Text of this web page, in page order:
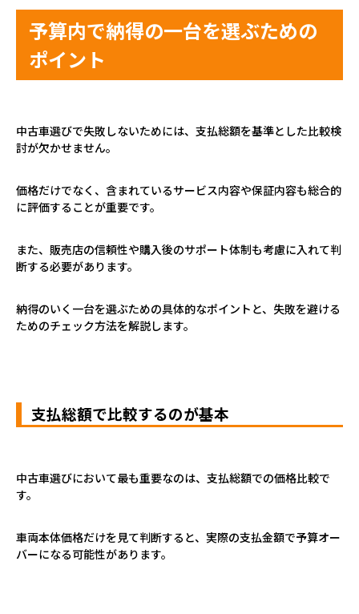
予算内で納得の一台を選ぶための
ポイント
中古車選びで失敗しないためには、支払総額を基準とした比較検
討が欠かせません。
価格だけでなく、含まれているサービス内容や保証内容も総合的
に評価することが重要です。
また、販売店の信頼性や購入後のサポート体制も考慮に入れて判
断する必要があります。
納得のいく一台を選ぶための具体的なポイントと、失敗を避ける
ためのチェック方法を解説します。
支払総額で比較するのが基本
中古車選びにおいて最も重要なのは、支払総額での価格比較で
す。
車両本体価格だけを見て判断すると、実際の支払金額で予算オー
バーになる可能性があります。